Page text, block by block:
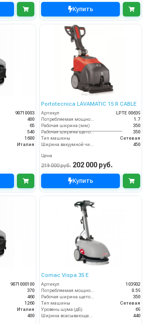
Купить
90710003
400
65
540
1600
Италия
Portotecnica LAVAMATIC 15 R CABLE
Артикул
LPTE 00639
1.7
Рабочая ширина (мм)
350
Рабочая ширина щеток (мм)
350
Тип машины
Сетевая
450
Цена
219 000 руб. 202 000 руб.
Купить
9071000100
370
460
1260
Италия
400
Comac Vispa 35 Е
Артикул
103932
Потребляемая мощность (кВт)
0.59
Рабочая ширина щеток (мм)
350
Тип машины
Сетевая
Уровень шума (дБ)
69
Ширина всасывающей балки (мм)
440